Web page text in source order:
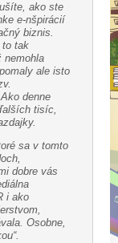
ako ste
e-nšpirácií
biznis.
to tak
nemohla
ale isto
denne
tisíc,
sa v tomto
dobre vás
i ako
Osobne,